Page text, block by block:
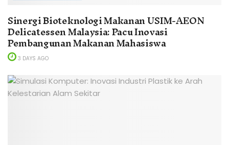
Sinergi Bioteknologi Makanan USIM-AEON
Delicatessen Malaysia: Pacu Inovasi
Pembangunan Makanan Mahasiswa
3 DAYS AGO